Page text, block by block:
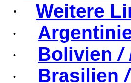
·
Weitere
·
· Bolivien/
· Brasilien